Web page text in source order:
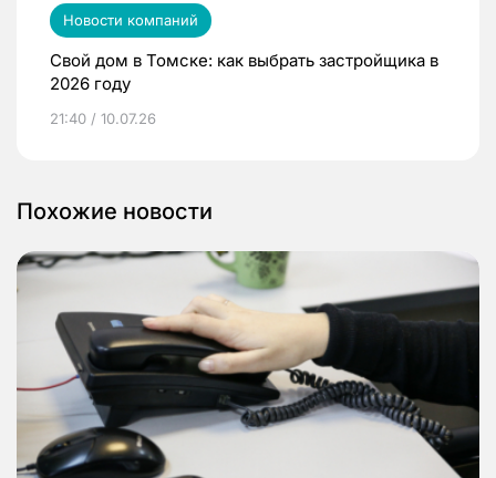
Новости компаний
Свой дом в Томске: как выбрать застройщика в
2026 году
21:40 / 10.07.26
Похожие новости